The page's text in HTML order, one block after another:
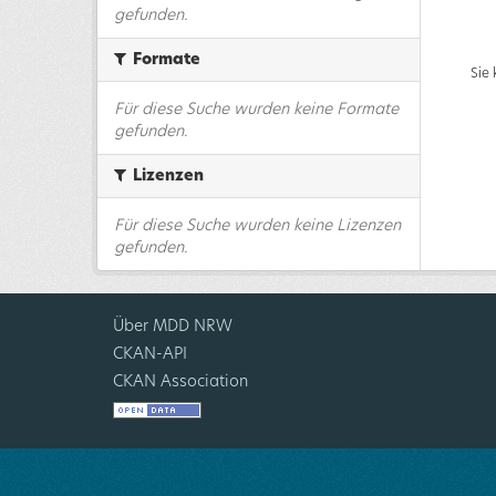
gefunden.
Formate
Für diese Suche wurden keine Formate
gefunden.
Lizenzen
Für diese Suche wurden keine Lizenzen
gefunden.
Sie
Über MDD NRW
CKAN-API
CKAN Association